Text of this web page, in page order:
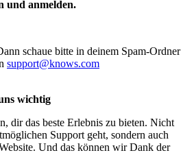
und anmelden.
schaue bitte in deinem Spam-Ordner
support@knows.com
wichtig
dir das beste Erlebnis zu bieten. Nicht
Support geht, sondern auch
Und das können wir Dank der